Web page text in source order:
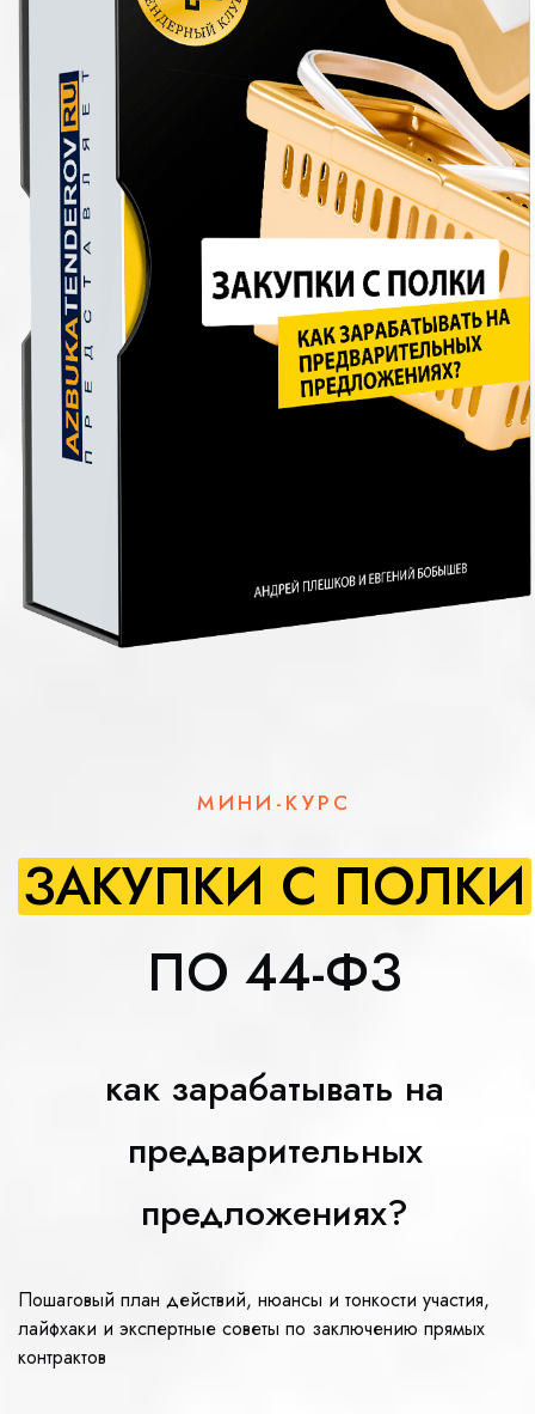
МИНИ-КУРС
ЗАКУПКИ С ПОЛКИ
ПО 44-ФЗ
как зарабатывать на
предварительных
предложениях?
Пошаговый план действий, нюансы и тонкости участия,
лайфхаки и экспертные советы по заключению прямых
контрактов